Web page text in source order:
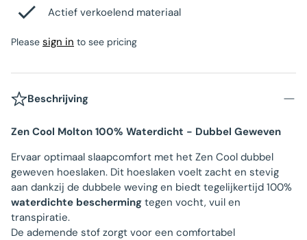
Actief verkoelend materiaal
Please sign in to see pricing
Beschrijving
Zen Cool Molton 100% Waterdicht - Dubbel Geweven
Ervaar optimaal slaapcomfort met het Zen Cool dubbel
geweven hoeslaken. Dit hoeslaken voelt zacht en stevig
aan dankzij de dubbele weving en biedt tegelijkertijd 100%
waterdichte bescherming tegen vocht, vuil en
transpiratie.
De ademende stof zorgt voor een comfortabel